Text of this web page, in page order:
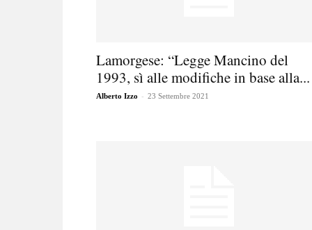
Lamorgese: “Legge Mancino del
1993, sì alle modifiche in base alla...
Alberto Izzo - 23 Settembre 2021